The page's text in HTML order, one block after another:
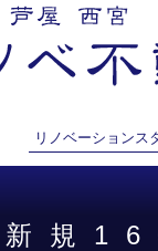
リノベーションス
規16